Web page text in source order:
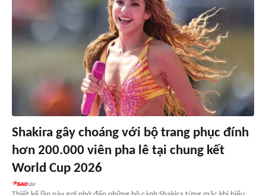
Shakira gây choáng với bộ trang phục đính
hơn 200.000 viên pha lê tại chung kết
World Cup 2026